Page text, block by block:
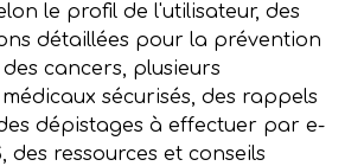
le profil de l'utilisateur, des
détaillées pour la prévention
cancers, plusieurs
sécurisés, des rappels
dépistages à effectuer par e-
des ressources et conseils